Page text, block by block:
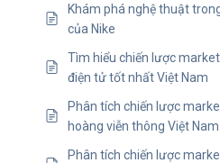
Khám phá nghệ thuật
của Nike
Tìm hiểu chiến lược
điện tử tốt nhất Việt Nam
Phân tích chiến lược
hoàng viễn thông Việt Nam
Phân tích chiến lược